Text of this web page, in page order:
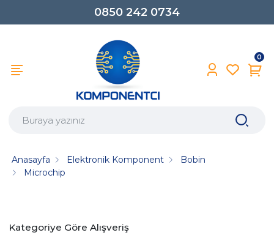
0850 242 0734
0
Anasayfa Elektronik Komponent
Bobin
Microchip
Kategoriye Göre Alışveriş